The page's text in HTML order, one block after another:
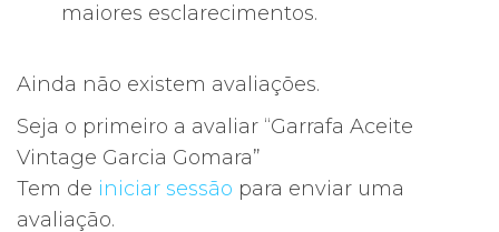
maiores esclarecimentos.
Ainda não existem avaliações.
Seja o primeiro a avaliar “Garrafa Aceite
Vintage Garcia Gomara”
Tem de iniciar sessão para enviar uma
avaliação.